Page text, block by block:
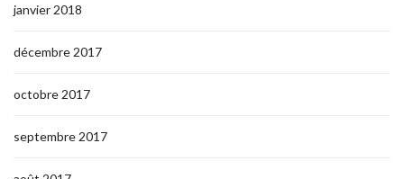
janvier 2018
décembre 2017
octobre 2017
septembre 2017